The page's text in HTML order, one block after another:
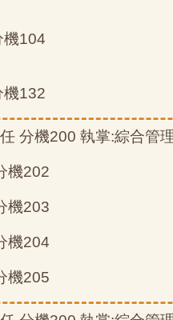
機104
機132
分機200 執掌:綜合管
機202
機203
機204
機205